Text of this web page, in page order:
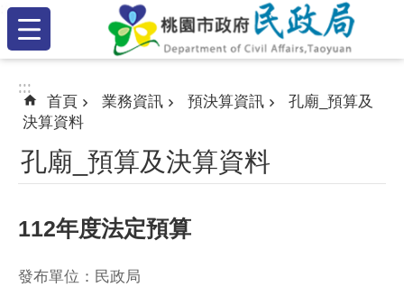
跳到主要內容區塊
:::
:::
:::
首頁 業務資訊 預決算資訊
孔廟_預算及
決算資料
孔廟_預算及決算資料
112年度法定預算
發布單位：民政局